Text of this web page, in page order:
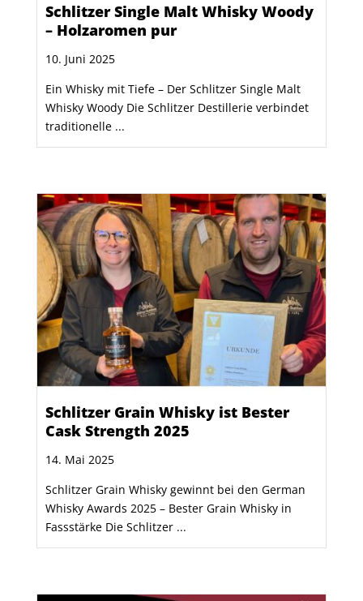
Schlitzer Single Malt Whisky Woody
– Holzaromen pur
10. Juni 2025
Ein Whisky mit Tiefe – Der Schlitzer Single Malt
Whisky Woody Die Schlitzer Destillerie verbindet
traditionelle ...
Schlitzer Grain Whisky ist Bester
Cask Strength 2025
14. Mai 2025
Schlitzer Grain Whisky gewinnt bei den German
Whisky Awards 2025 – Bester Grain Whisky in
Fassstärke Die Schlitzer ...